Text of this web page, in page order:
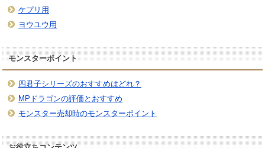
ケプリ用
ヨウユウ用
モンスターポイント
四君子シリーズのおすすめはどれ？
MPドラゴンの評価とおすすめ
モンスター売却時のモンスターポイント